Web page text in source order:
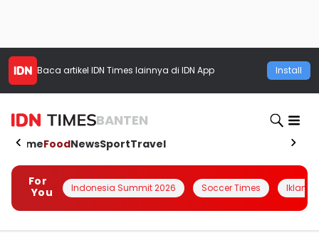
Baca artikel IDN Times lainnya di IDN App Install
BANTEN
HomeFoodNewsSportTravel
For
You
Indonesia Summit 2026 Soccer Times Iklanin